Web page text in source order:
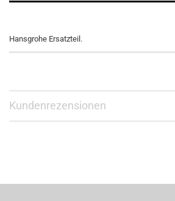
Hansgrohe Ersatzteil.
Kundenrezensionen